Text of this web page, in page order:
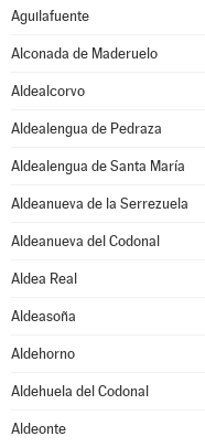
Aguilafuente
Alconada de Maderuelo
Aldealcorvo
Aldealengua de Pedraza
Aldealengua de Santa María
Aldeanueva de la Serrezuela
Aldeanueva del Codonal
Aldea Real
Aldeasoña
Aldehorno
Aldehuela del Codonal
Aldeonte